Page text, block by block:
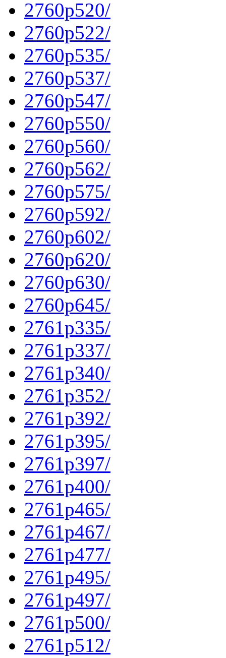
2760p520/
2760p522/
2760p535/
2760p537/
2760p547/
2760p550/
2760p560/
2760p562/
2760p575/
2760p592/
2760p602/
2760p620/
2760p630/
2760p645/
2761p335/
2761p337/
2761p340/
2761p352/
2761p392/
2761p395/
2761p397/
2761p400/
2761p465/
2761p467/
2761p477/
2761p495/
2761p497/
2761p500/
2761p512/